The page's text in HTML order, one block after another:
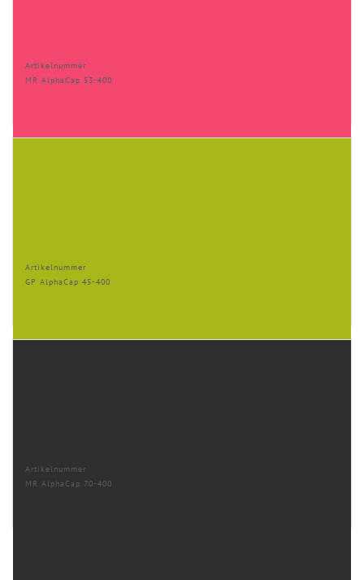
Artikelnummer
MR AlphaCap 53-400
Artikelnummer
GP AlphaCap 45-400
Artikelnummer
MR AlphaCap 70-400